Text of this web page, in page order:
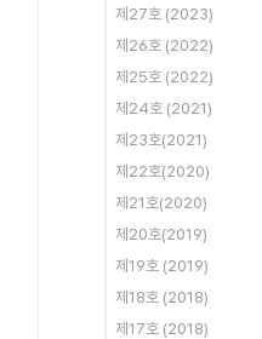
제27호 (2023)
제26호 (2022)
제25호 (2022)
제24호 (2021)
제23호(2021)
제22호(2020)
제21호(2020)
제20호(2019)
제19호 (2019)
제18호 (2018)
제17호 (2018)